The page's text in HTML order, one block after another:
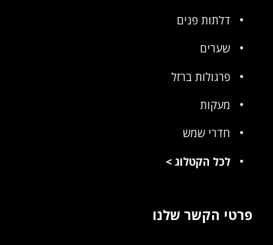
דלתות פנים
שערים
פרגולות ברזל
מעקות
חדרי שמש
לכל הקטלוג>
פרטי הקשר שלנו